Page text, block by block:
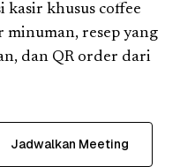
kasir khusus coffee
minuman, resep yang
dan QR order dari
Jadwalkan Meeting